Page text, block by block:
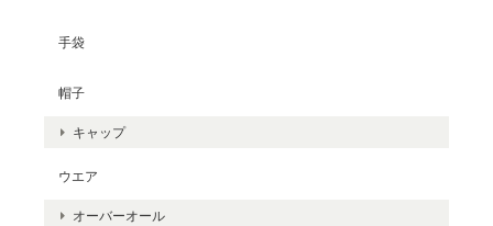
手袋
帽子
キャップ
ウエア
オーバーオール